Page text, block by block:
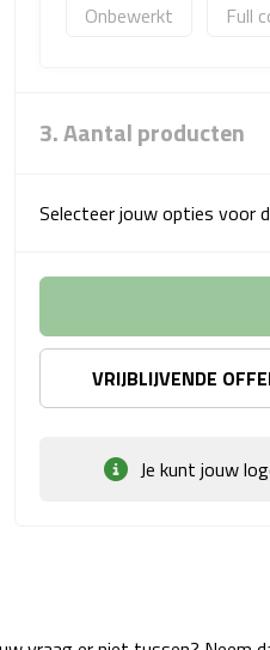
Onbewerkt
Full
3. Aantal producten
Selecteer jouw opties voor
VRIJBLIJVENDE
Je kunt jouw